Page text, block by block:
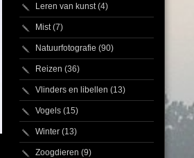
Leren van kunst(4)
Mist(7)
Natuurfotografie (90)
Reizen (36)
Vlinders en libellen (13)
Vogels (15)
Winter (13)
Zoogdieren (9)